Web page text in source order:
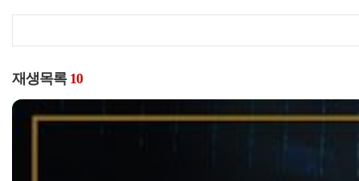
재생목록 10